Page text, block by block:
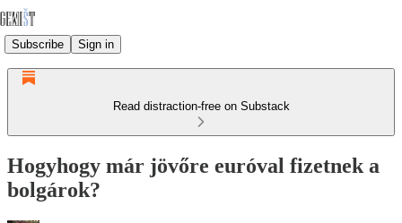
Subscribe Sign in
Read distraction-free on Substack
Hogyhogy már jövőre euróval fizetnek a
bolgárok?